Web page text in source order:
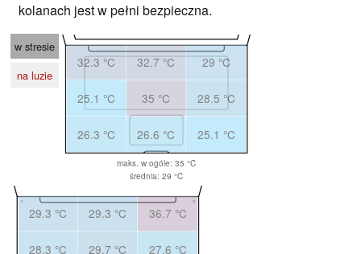
kolanach jest w pełni bezpieczna.
w stresie
na luzie
32.3 °C 32.7 °C 29 °C
25.1 °C 35 °C 28.5 °C
26.3 °C 26.6 °C 25.1 °C
maks. w ogóle: 35 °C
średnia: 29 °C
29.3 °C 29.3 °C 36.7 °C
28.3 °C 29.7 °C 27.6 °C